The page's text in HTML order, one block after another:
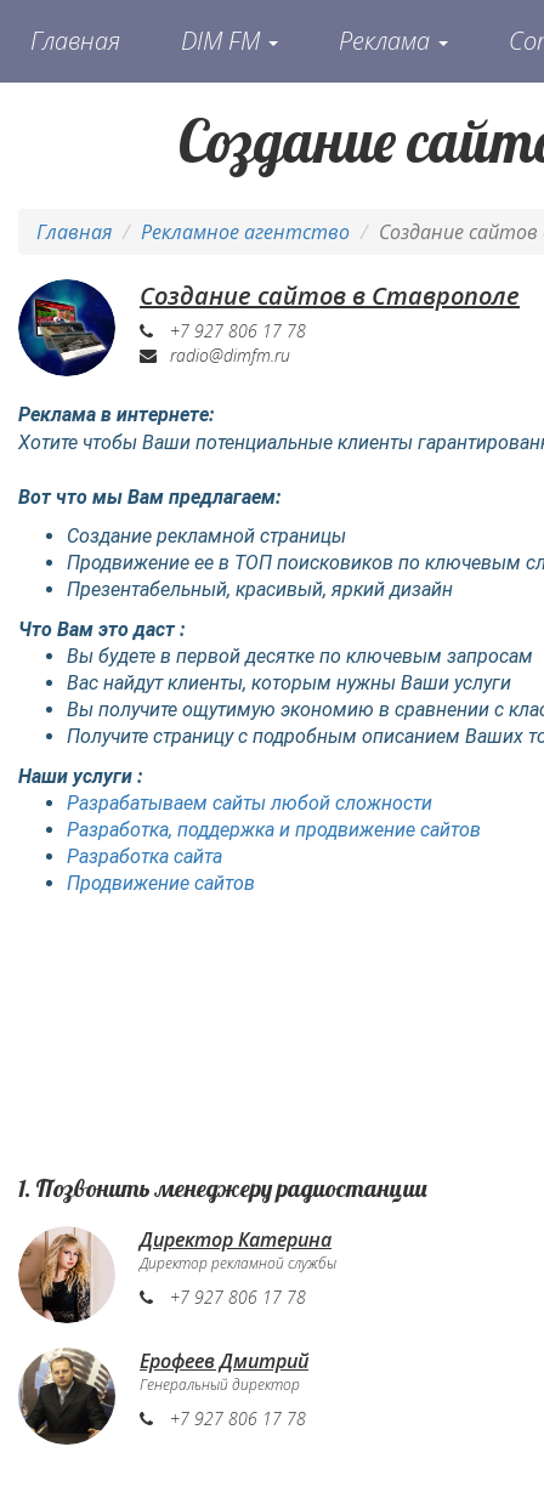
Главная DIM FM Реклама
Создание
Главная Рекламное агентство Создание
Создание сайтов в Ставрополе
+7 927 806 17 78
radio@dimfm.ru
Реклама в интернете:
Хотите чтобы Ваши потенциальные клиенты
Вот что мы Вам предлагаем:
Создание рекламной страницы
Продвижение ее в ТОП поисковиков по ключевым
Презентабельный, красивый, яркий дизайн
Что Вам это даст :
Вы будете в первой десятке по ключевым запросам
Вас найдут клиенты, которым нужны Ваши услуги
Вы получите ощутимую экономию в сравнении с
Получите страницу с подробным описанием Ваших
Наши услуги :
Разрабатываем сайты любой сложности
Разработка, поддержка и продвижение сайтов
Разработка сайта
Продвижение сайтов
1. Позвонить менеджеру радиостанции
Директор Катерина
Директор рекламной службы
+7 927 806 17 78
Ерофеев Дмитрий
Генеральный директор
+7 927 806 17 78